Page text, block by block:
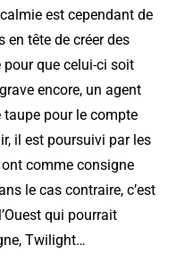
est cependant de
en tête de créer des
que celui-ci soit
encore, un agent
taupe pour le compte
il est poursuivi par les
comme consigne
le cas contraire, c’est
qui pourrait
Twilight…